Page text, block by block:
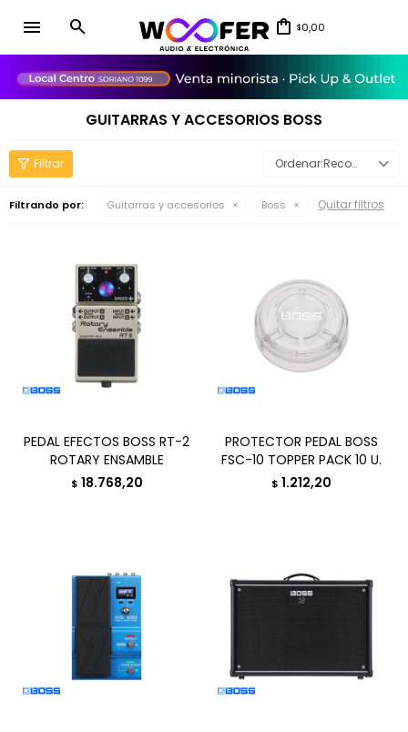
menu $0,00
GUITARRAS Y ACCESORIOS BOSS
Recomendados
Filtrando por: Guitarras y accesorios Boss Quitar filtros
PEDAL EFECTOS BOSS RT-2
ROTARY ENSAMBLE
$ 18.768,20
PROTECTOR PEDAL BOSS
FSC-10 TOPPER PACK 10 U.
$ 1.212,20
close